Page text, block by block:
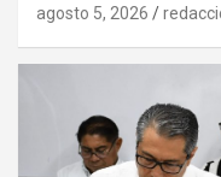
agosto 5, 2026